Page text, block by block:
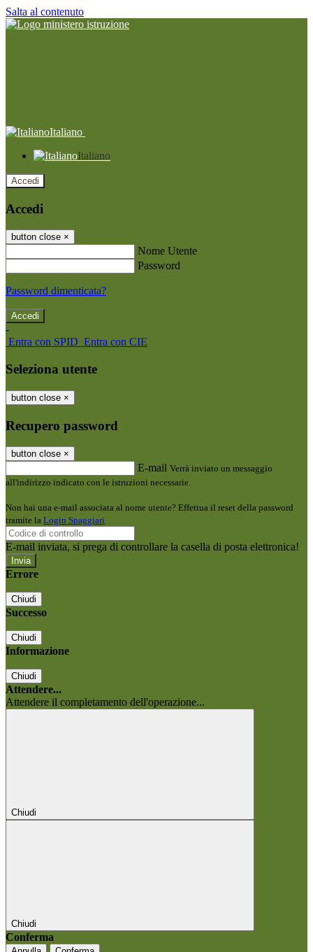
Salta al contenuto
Italiano
Italiano
Accedi
Accedi
button close ×
Nome Utente
Password
Password dimenticata?
-
Entra con SPID Entra con CIE
Seleziona utente
button close ×
Recupero password
button close ×
E-mail Verrà inviato un messaggio
all'indirizzo indicato con le istruzioni necessarie.
Non hai una e-mail associata al nome utente? Effettua il reset della password
tramite la Login Spaggiari
E-mail inviata, si prega di controllare la casella di posta elettronica!
Errore
Chiudi
Successo
Chiudi
Informazione
Chiudi
Attendere...
Attendere il completamento dell'operazione...
Chiudi
Chiudi
Conferma